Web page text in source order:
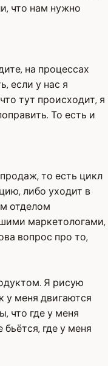
что нам нужно
на процессах
если у нас я
тут происходит, я
То есть и
то есть цикл
либо уходит в
отделом
маркетологами,
вопрос про то,
Я рисую
у меня двигаются
что где у меня
где у меня